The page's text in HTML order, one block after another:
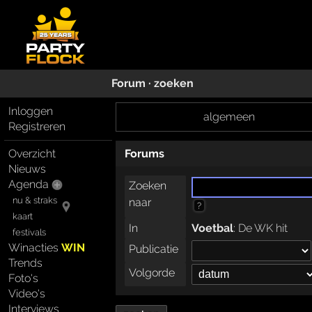
Forum · zoeken
Inloggen
Registreren
Overzicht
Nieuws
Agenda
nu & straks
kaart
festivals
WinactiesWIN
Trends
Foto's
Video's
Interviews
algemeen
Forums
Zoeken
naar
?
In Voetbal: De WK hit
Publicatie
Volgorde